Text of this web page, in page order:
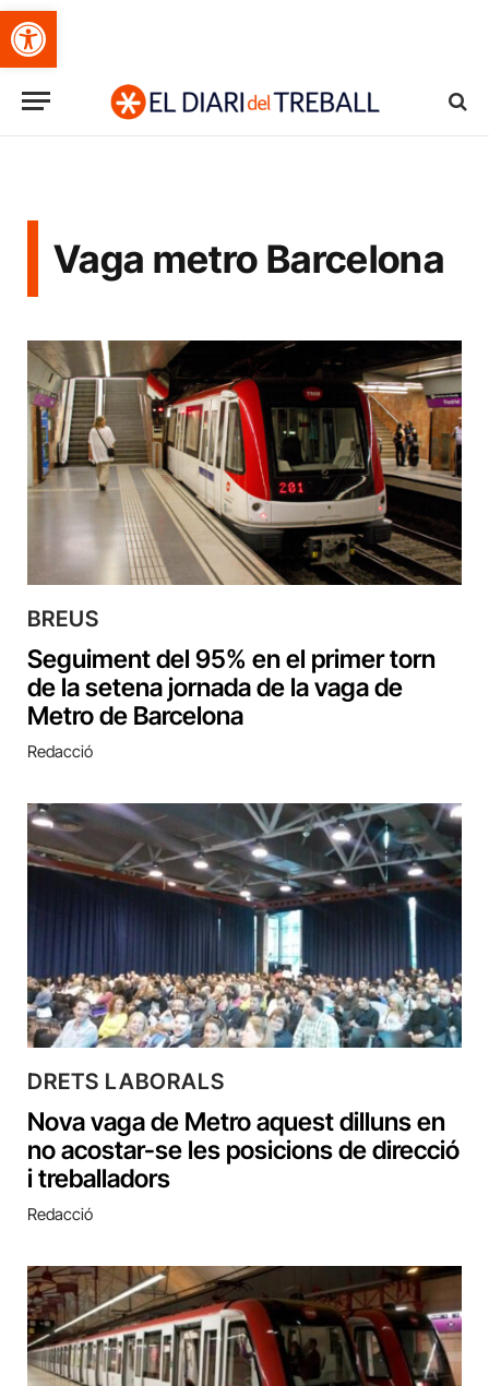
Obre la barra d'eines
Vaga metro Barcelona
BREUS
Seguiment del 95% en el primer torn
de la setena jornada de la vaga de
Metro de Barcelona
Redacció
DRETS LABORALS
Nova vaga de Metro aquest dilluns en
no acostar-se les posicions de direcció
i treballadors
Redacció